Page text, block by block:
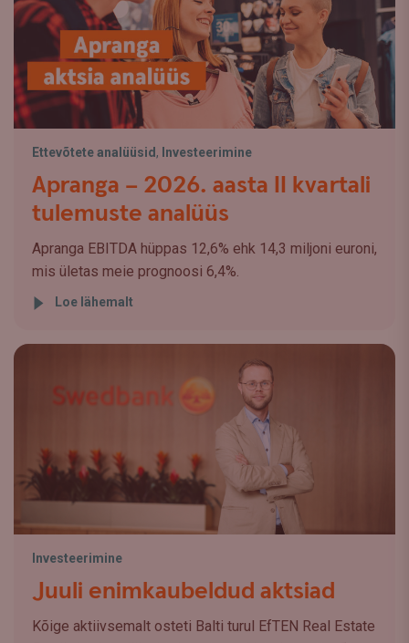
Ettevõtete analüüsid , Investeerimine
Apranga – 2026. aasta II kvartali
tulemuste analüüs
Apranga EBITDA hüppas 12,6% ehk 14,3 miljoni euroni,
mis ületas meie prognoosi 6,4%.
Loe lähemalt
Investeerimine
Juuli enimkaubeldud aktsiad
Kõige aktiivsemalt osteti Balti turul EfTEN Real Estate